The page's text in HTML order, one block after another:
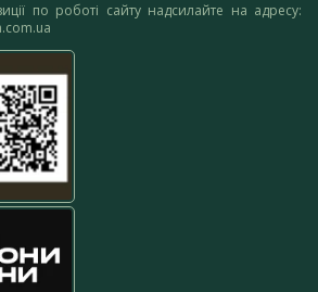
по роботі сайту надсилайте на адресу: